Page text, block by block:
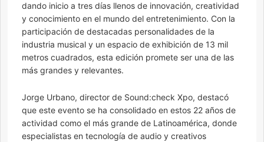
dando inicio a tres días llenos de innovación, creatividad
y conocimiento en el mundo del entretenimiento. Con la
participación de destacadas personalidades de la
industria musical y un espacio de exhibición de 13 mil
metros cuadrados, esta edición promete ser una de las
más grandes y relevantes.
Jorge Urbano, director de Sound:check Xpo, destacó
que este evento se ha consolidado en estos 22 años de
actividad como el más grande de Latinoamérica, donde
especialistas en tecnología de audio y creativos